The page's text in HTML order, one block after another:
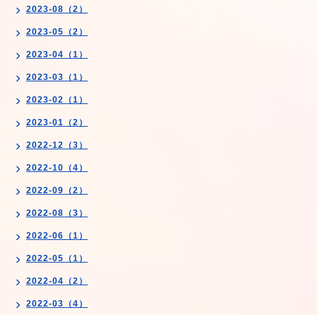
2023-08（2）
2023-05（2）
2023-04（1）
2023-03（1）
2023-02（1）
2023-01（2）
2022-12（3）
2022-10（4）
2022-09（2）
2022-08（3）
2022-06（1）
2022-05（1）
2022-04（2）
2022-03（4）